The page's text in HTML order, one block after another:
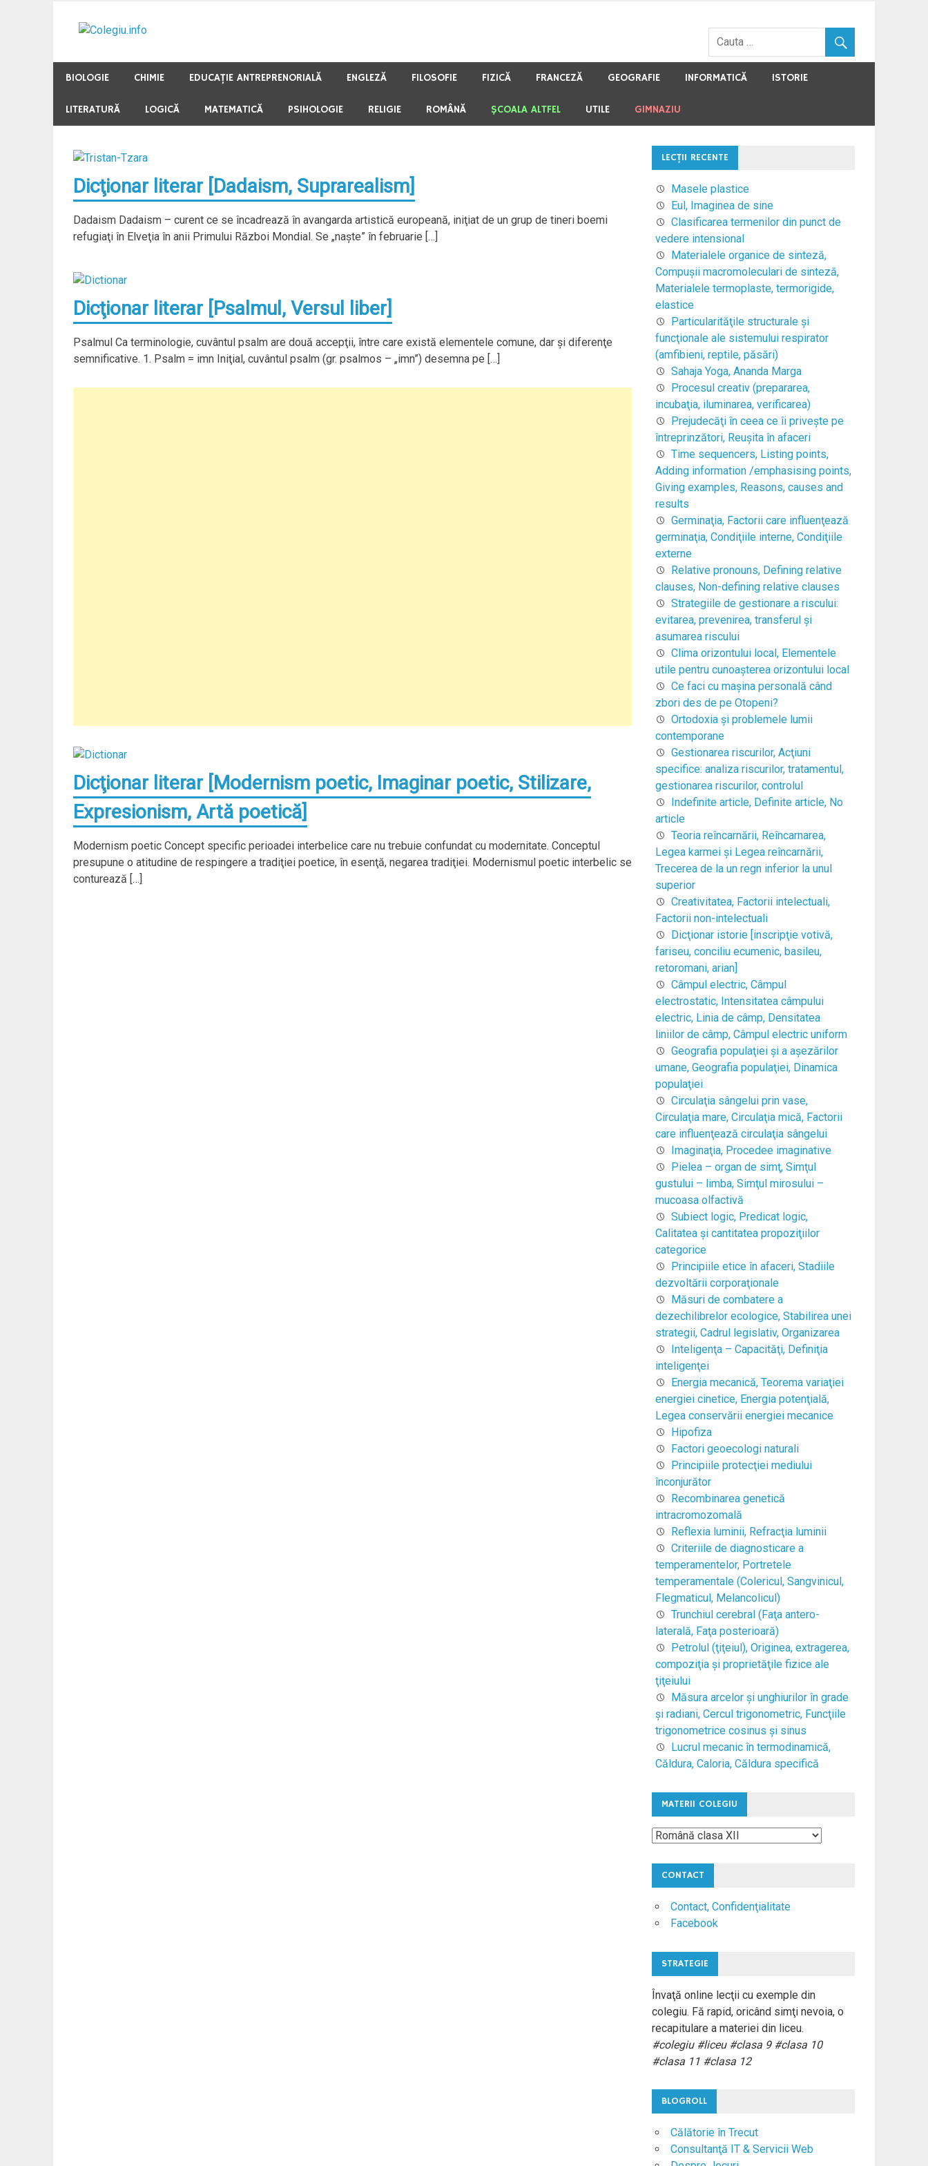
BIOLOGIE CHIMIE EDUCAŢIE ANTREPRENORIALĂ ENGLEZĂ FILOSOFIE FIZICĂ FRANCEZĂ GEOGRAFIE INFORMATICĂ ISTORIE
LITERATURĂ LOGICĂ MATEMATICĂ PSIHOLOGIE RELIGIE ROMÂNĂ ŞCOALA ALTFEL UTILE GIMNAZIU
Dicţionar literar [Dadaism, Suprarealism]
Dadaism Dadaism – curent ce se încadrează în avangarda artistică europeană, iniţiat de un grup de tineri boemi
refugiaţi în Elveţia în anii Primului Război Mondial. Se „naşte” în februarie […]
Dicţionar literar [Psalmul, Versul liber]
Psalmul Ca terminologie, cuvântul psalm are două accepţii, între care există elementele comune, dar şi diferenţe
semnificative. 1. Psalm = imn Iniţial, cuvântul psalm (gr. psalmos – „imn”) desemna pe […]
Dicţionar literar [Modernism poetic, Imaginar poetic, Stilizare,
Expresionism, Artă poetică]
Modernism poetic Concept specific perioadei interbelice care nu trebuie confundat cu modernitate. Conceptul
presupune o atitudine de respingere a tradiţiei poetice, în esenţă, negarea tradiţiei. Modernismul poetic interbelic se
conturează […]
LECŢII RECENTE
Masele plastice
Eul, Imaginea de sine
Clasificarea termenilor din punct de
vedere intensional
Materialele organice de sinteză,
Compuşii macromoleculari de sinteză,
Materialele termoplaste, termorigide,
elastice
Particularităţile structurale şi
funcţionale ale sistemului respirator
(amfibieni, reptile, păsări)
Sahaja Yoga, Ananda Marga
Procesul creativ (prepararea,
incubaţia, iluminarea, verificarea)
Prejudecăţi în ceea ce îi priveşte pe
întreprinzători, Reuşita în afaceri
Time sequencers, Listing points,
Adding information /emphasising points,
Giving examples, Reasons, causes and
results
Germinaţia, Factorii care influenţează
germinaţia, Condiţiile interne, Condiţiile
externe
Relative pronouns, Defining relative
clauses, Non-defining relative clauses
Strategiile de gestionare a riscului:
evitarea, prevenirea, transferul şi
asumarea riscului
Clima orizontului local, Elementele
utile pentru cunoaşterea orizontului local
Ce faci cu mașina personală când
zbori des de pe Otopeni?
Ortodoxia şi problemele lumii
contemporane
Gestionarea riscurilor, Acţiuni
specifice: analiza riscurilor, tratamentul,
gestionarea riscurilor, controlul
Indefinite article, Definite article, No
article
Teoria reîncarnării, Reîncarnarea,
Legea karmei şi Legea reîncarnării,
Trecerea de la un regn inferior la unul
superior
Creativitatea, Factorii intelectuali,
Factorii non-intelectuali
Dicţionar istorie [inscripţie votivă,
fariseu, conciliu ecumenic, basileu,
retoromani, arian]
Câmpul electric, Câmpul
electrostatic, Intensitatea câmpului
electric, Linia de câmp, Densitatea
liniilor de câmp, Câmpul electric uniform
Geografia populaţiei şi a aşezărilor
umane, Geografia populaţiei, Dinamica
populaţiei
Circulaţia sângelui prin vase,
Circulaţia mare, Circulaţia mică, Factorii
care influenţează circulaţia sângelui
Imaginaţia, Procedee imaginative
Pielea – organ de simţ, Simţul
gustului – limba, Simţul mirosului –
mucoasa olfactivă
Subiect logic, Predicat logic,
Calitatea şi cantitatea propoziţiilor
categorice
Principiile etice în afaceri, Stadiile
dezvoltării corporaţionale
Măsuri de combatere a
dezechilibrelor ecologice, Stabilirea unei
strategii, Cadrul legislativ, Organizarea
Inteligenţa – Capacităţi, Definiţia
inteligenţei
Energia mecanică, Teorema variaţiei
energiei cinetice, Energia potenţială,
Legea conservării energiei mecanice
Hipofiza
Factori geoecologi naturali
Principiile protecţiei mediului
înconjurător
Recombinarea genetică
intracromozomală
Reflexia luminii, Refracţia luminii
Criteriile de diagnosticare a
temperamentelor, Portretele
temperamentale (Colericul, Sangvinicul,
Flegmaticul, Melancolicul)
Trunchiul cerebral (Faţa antero-
laterală, Faţa posterioară)
Petrolul (ţiţeiul), Originea, extragerea,
compoziţia şi proprietăţile fizice ale
ţiţeiului
Măsura arcelor şi unghiurilor în grade
şi radiani, Cercul trigonometric, Funcţiile
trigonometrice cosinus şi sinus
Lucrul mecanic în termodinamică,
Căldura, Caloria, Căldura specifică
MATERII COLEGIU
Materii
CONTACT
Contact, Confidenţialitate
Facebook
STRATEGIE
Învaţă online lecţii cu exemple din
colegiu. Fă rapid, oricând simţi nevoia, o
recapitulare a materiei din liceu.
#colegiu #liceu #clasa 9 #clasa 10
#clasa 11 #clasa 12
BLOGROLL
Călătorie în Trecut
Consultanţă IT & Servicii Web